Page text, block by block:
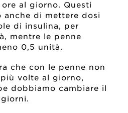
al giorno. Questi
di mettere dosi
di insulina, per
mentre le penne
0,5 unità.
che con le penne non
volte al giorno,
dobbiamo cambiare il